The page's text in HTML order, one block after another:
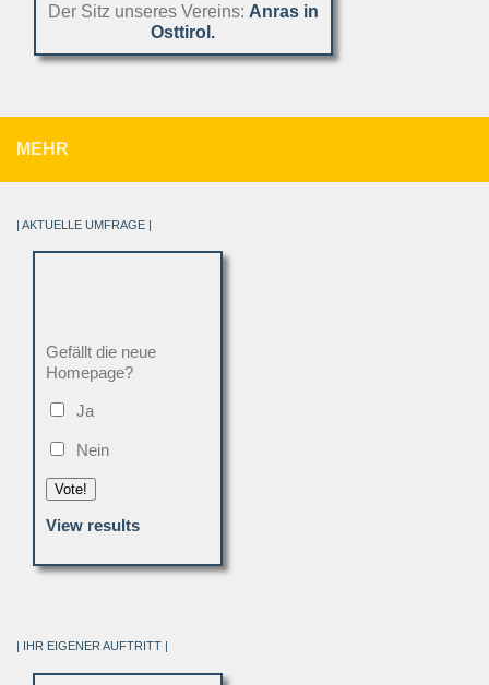
Der Sitz unseres Vereins: Anras in
Osttirol.
MEHR
| AKTUELLE UMFRAGE |
Gefällt die neue
Homepage?
Ja
Nein
Vote!
View results
| IHR EIGENER AUFTRITT |